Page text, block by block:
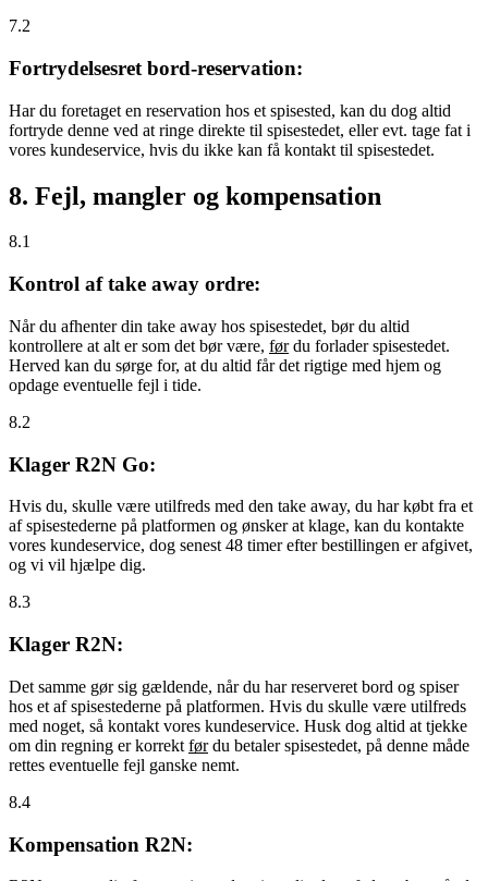
7.2
Fortrydelsesret bord-reservation:
Har du foretaget en reservation hos et spisested, kan du dog altid
fortryde denne ved at ringe direkte til spisestedet, eller evt. tage fat i
vores kundeservice, hvis du ikke kan få kontakt til spisestedet.
8. Fejl, mangler og kompensation
8.1
Kontrol af take away ordre:
Når du afhenter din take away hos spisestedet, bør du altid
kontrollere at alt er som det bør være, førdu forlader spisestedet.
Herved kan du sørge for, at du altid får det rigtige med hjem og
opdage eventuelle fejl i tide.
8.2
Klager R2N Go:
Hvis du, skulle være utilfreds med den take away, du har købt fra et
af spisestederne på platformen og ønsker at klage, kan du kontakte
vores kundeservice, dog senest 48 timer efter bestillingen er afgivet,
og vi vil hjælpe dig.
8.3
Klager R2N:
Det samme gør sig gældende, når du har reserveret bord og spiser
hos et af spisestederne på platformen. Hvis du skulle være utilfreds
med noget, så kontakt vores kundeservice. Husk dog altid at tjekke
om din regning er korrekt førdu betaler spisestedet, på denne måde
rettes eventuelle fejl ganske nemt.
8.4
Kompensation R2N: